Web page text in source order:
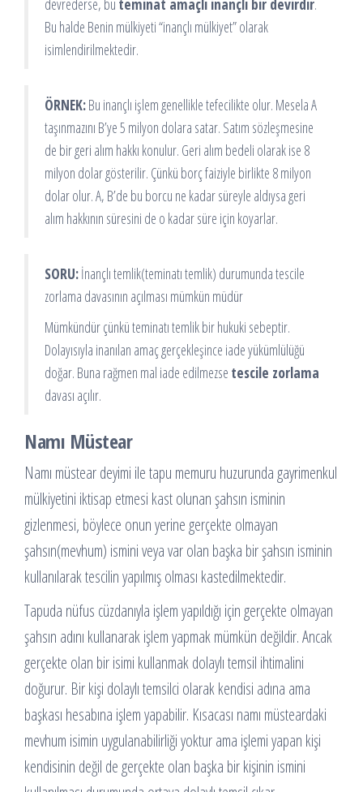
devrederse, bu teminat amaçlı inançlı bir devirdir.
Bu halde Benin mülkiyeti “inançlı mülkiyet” olarak
isimlendirilmektedir.
ÖRNEK:Bu inançlı işlem genellikle tefecilikte olur. Mesela A
taşınmazını B’ye 5 milyon dolara satar. Satım sözleşmesine
de bir geri alım hakkı konulur. Geri alım bedeli olarak ise 8
milyon dolar gösterilir. Çünkü borç faiziyle birlikte 8 milyon
dolar olur. A, B’de bu borcu ne kadar süreyle aldıysa geri
alım hakkının süresini de o kadar süre için koyarlar.
SORU:İnançlı temlik(teminatı temlik) durumunda tescile
zorlama davasının açılması mümkün müdür
Mümkündür çünkü teminatı temlik bir hukuki sebeptir.
Dolayısıyla inanılan amaç gerçekleşince iade yükümlülüğü
doğar. Buna rağmen mal iade edilmezse tescile zorlama
davası açılır.
Namı Müstear
Namı müstear deyimi ile tapu memuru huzurunda gayrimenkul
mülkiyetini iktisap etmesi kast olunan şahsın isminin
gizlenmesi, böylece onun yerine gerçekte olmayan
şahsın(mevhum) ismini veya var olan başka bir şahsın isminin
kullanılarak tescilin yapılmış olması kastedilmektedir.
Tapuda nüfus cüzdanıyla işlem yapıldığı için gerçekte olmayan
şahsın adını kullanarak işlem yapmak mümkün değildir. Ancak
gerçekte olan bir isimi kullanmak dolaylı temsil ihtimalini
doğurur. Bir kişi dolaylı temsilci olarak kendisi adına ama
başkası hesabına işlem yapabilir. Kısacası namı müsteardaki
mevhum isimin uygulanabilirliği yoktur ama işlemi yapan kişi
kendisinin değil de gerçekte olan başka bir kişinin ismini